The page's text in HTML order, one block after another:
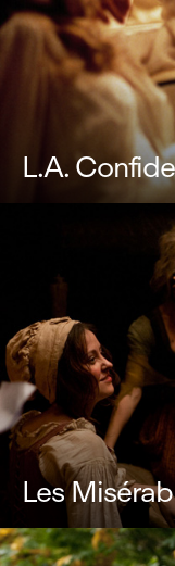
L.A.
Les